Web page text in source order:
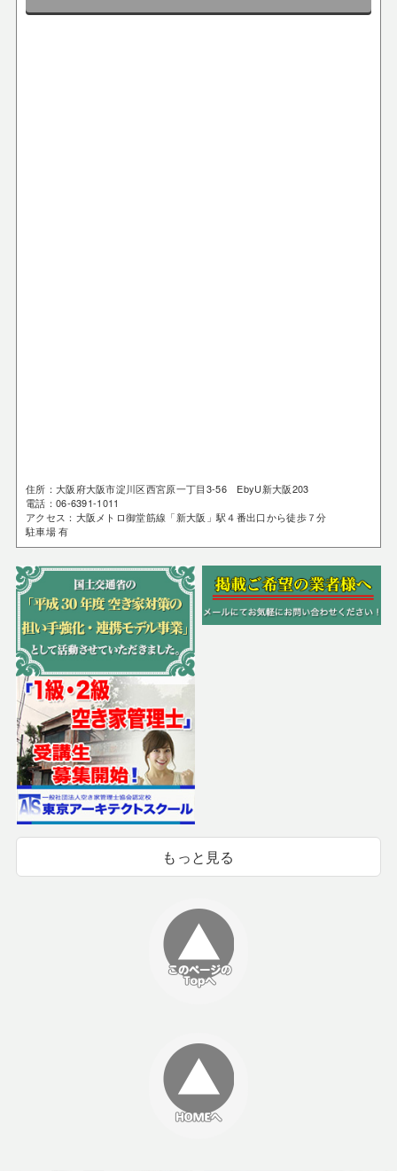
住所：大阪府大阪市淀川区西宮原一丁目3-56 EbyU新大阪203
電話：06-6391-1011
アクセス：大阪メトロ御堂筋線「新大阪」駅４番出口から徒歩７分
駐車場 有
もっと見る